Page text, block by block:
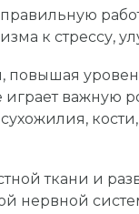
к стрессу,
играет важную
ткани и
нервной